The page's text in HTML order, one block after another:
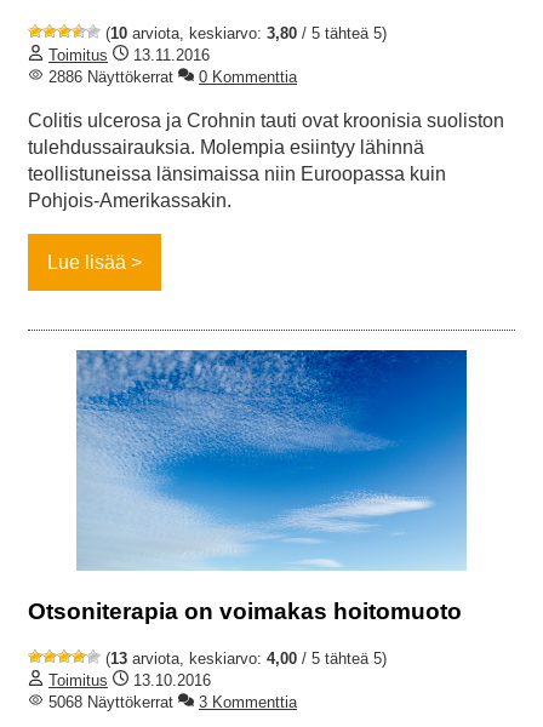
(10 arviota, keskiarvo: 3,80 / 5 tähteä 5)
Toimitus
13.11.2016
2886 Näyttökerrat
0 Kommenttia
Colitis ulcerosa ja Crohnin tauti ovat kroonisia suoliston
tulehdussairauksia. Molempia esiintyy lähinnä
teollistuneissa länsimaissa niin Euroopassa kuin
Pohjois-Amerikassakin.
Lue lisää
Otsoniterapia on voimakas hoitomuoto
(13 arviota, keskiarvo: 4,00 / 5 tähteä 5)
Toimitus
13.10.2016
5068 Näyttökerrat
3 Kommenttia